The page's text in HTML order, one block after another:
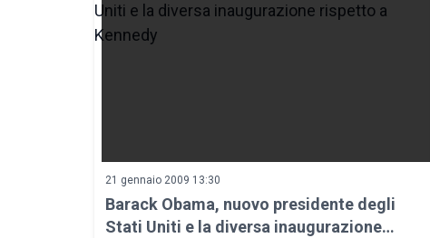
21 gennaio 2009 13:30
Barack Obama, nuovo presidente degli
Stati Uniti e la diversa inaugurazione